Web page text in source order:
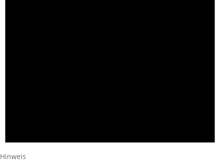
Hinweis